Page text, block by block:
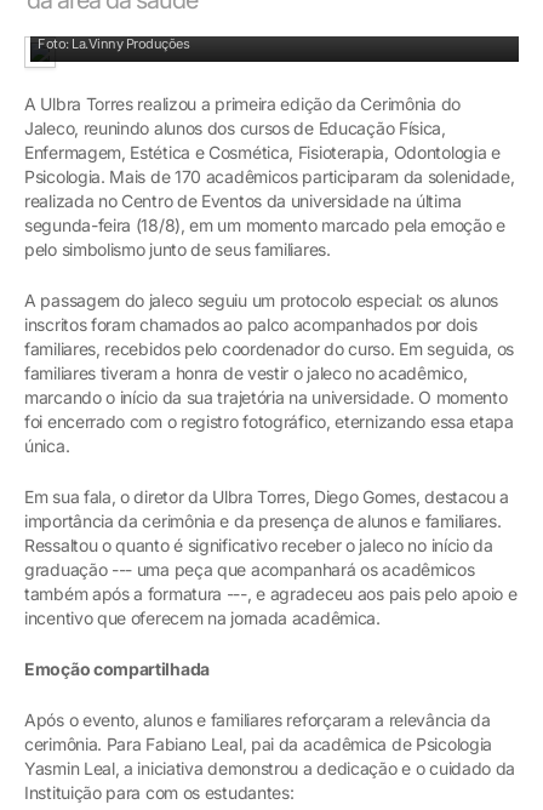
Foto: La.Vinny Produções
A Ulbra Torres realizou a primeira edição da Cerimônia do
Jaleco, reunindo alunos dos cursos de Educação Física,
Enfermagem, Estética e Cosmética, Fisioterapia, Odontologia e
Psicologia. Mais de 170 acadêmicos participaram da solenidade,
realizada no Centro de Eventos da universidade na última
segunda-feira (18/8), em um momento marcado pela emoção e
pelo simbolismo junto de seus familiares.
A passagem do jaleco seguiu um protocolo especial: os alunos
inscritos foram chamados ao palco acompanhados por dois
familiares, recebidos pelo coordenador do curso. Em seguida, os
familiares tiveram a honra de vestir o jaleco no acadêmico,
marcando o início da sua trajetória na universidade. O momento
foi encerrado com o registro fotográfico, eternizando essa etapa
única.
Em sua fala, o diretor da Ulbra Torres, Diego Gomes, destacou a
importância da cerimônia e da presença de alunos e familiares.
Ressaltou o quanto é significativo receber o jaleco no início da
graduação --- uma peça que acompanhará os acadêmicos
também após a formatura ---, e agradeceu aos pais pelo apoio e
incentivo que oferecem na jornada acadêmica.
Emoção compartilhada
Após o evento, alunos e familiares reforçaram a relevância da
cerimônia. Para Fabiano Leal, pai da acadêmica de Psicologia
Yasmin Leal, a iniciativa demonstrou a dedicação e o cuidado da
Instituição para com os estudantes: